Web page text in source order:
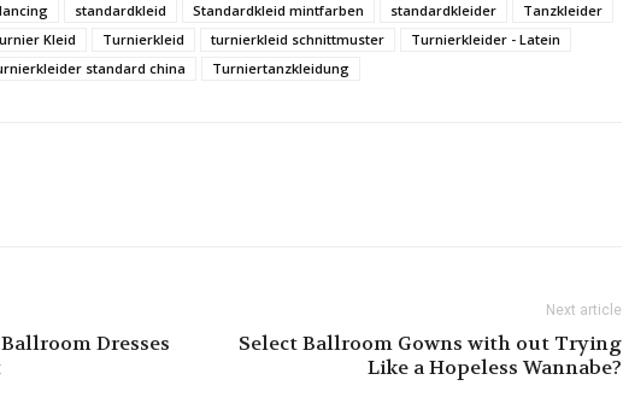
standardkleid Standardkleid mintfarben standardkleider
Tanzkleider
Kleid Turnierkleid turnierkleid schnittmuster
Turnierkleider - Latein
standard china Turniertanzkleidung
Dresses
Next article
Select Ballroom Gowns with out Trying
Like a Hopeless Wannabe?